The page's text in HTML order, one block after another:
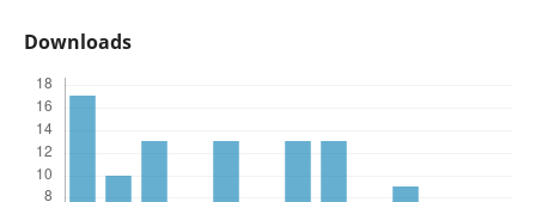
Downloads